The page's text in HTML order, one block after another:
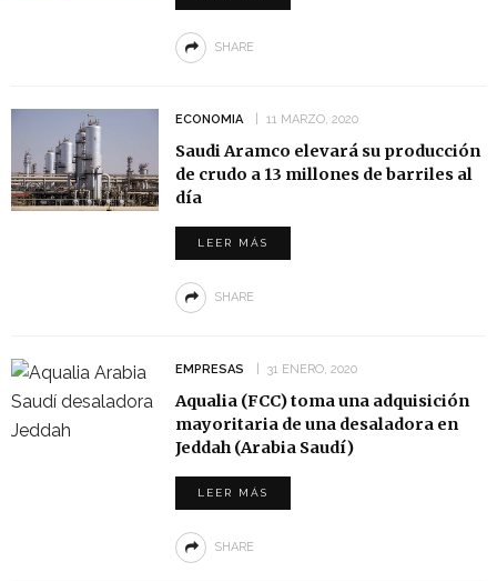
SHARE
ECONOMIA 11 MARZO, 2020
Saudi Aramco elevará su producción
de crudo a 13 millones de barriles al
día
LEER MÁS
SHARE
EMPRESAS 31 ENERO, 2020
Aqualia (FCC) toma una adquisición
mayoritaria de una desaladora en
Jeddah (Arabia Saudí)
LEER MÁS
SHARE